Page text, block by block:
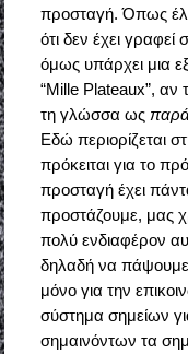
προσταγή. Όπως
ότι δεν έχει
όμως υπάρχει μια
“Mille Plateaux”, αν
τη γλώσσα ως
Εδώ περιορίζεται
πρόκειται για το
προσταγή έχει
προστάζουμε, μας
πολύ ενδιαφέρον
δηλαδή να πάψουμε
μόνο για την
σύστημα σημείων
σημαινόντων τα